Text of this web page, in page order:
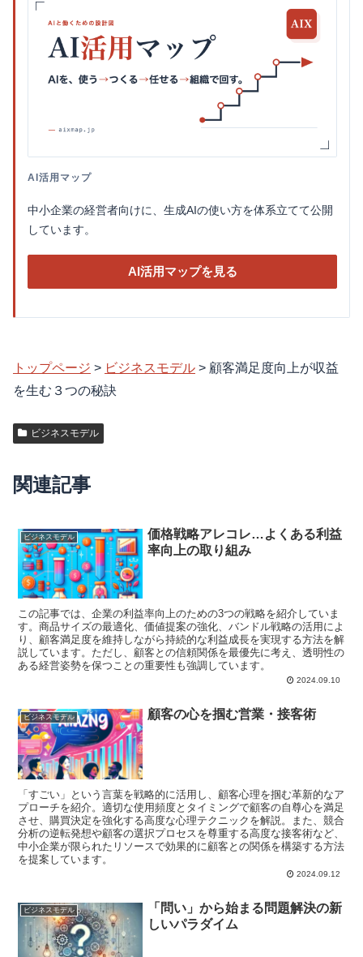
AI活用マップ
中小企業の経営者向けに、生成AIの使い方を体系立てて公開
しています。
AI活用マップを見る
トップページ > ビジネスモデル > 顧客満足度向上が収益
を生む３つの秘訣
ビジネスモデル
関連記事
ビジネスモデル
価格戦略アレコレ…よくある利益
率向上の取り組み
この記事では、企業の利益率向上のための3つの戦略を紹介していま
す。商品サイズの最適化、価値提案の強化、バンドル戦略の活用によ
り、顧客満足度を維持しながら持続的な利益成長を実現する方法を解
説しています。ただし、顧客との信頼関係を最優先に考え、透明性の
ある経営姿勢を保つことの重要性も強調しています。
2024.09.10
ビジネスモデル 顧客の心を掴む営業・接客術
「すごい」という言葉を戦略的に活用し、顧客心理を掴む革新的なア
プローチを紹介。適切な使用頻度とタイミングで顧客の自尊心を満足
させ、購買決定を強化する高度な心理テクニックを解説。また、競合
分析の逆転発想や顧客の選択プロセスを尊重する高度な接客術など、
中小企業が限られたリソースで効果的に顧客との関係を構築する方法
を提案しています。
2024.09.12
ビジネスモデル
「問い」から始まる問題解決の新
しいパラダイム